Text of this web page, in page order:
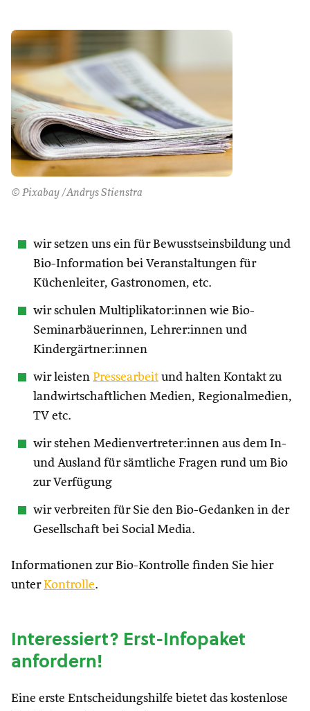
© Pixabay /Andrys Stienstra
wir setzen uns ein für Bewusstseinsbildung und
Bio-Information bei Veranstaltungen für
Küchenleiter, Gastronomen, etc.
wir schulen Multiplikator:innen wie Bio-
Seminarbäuerinnen, Lehrer:innen und
Kindergärtner:innen
wir leisten Pressearbeit und halten Kontakt zu
landwirtschaftlichen Medien, Regionalmedien,
TV etc.
wir stehen Medienvertreter:innen aus dem In-
und Ausland für sämtliche Fragen rund um Bio
zur Verfügung
wir verbreiten für Sie den Bio-Gedanken in der
Gesellschaft bei Social Media.
Informationen zur Bio-Kontrolle finden Sie hier
unterKontrolle.
Interessiert? Erst-Infopaket
anfordern!
Eine erste Entscheidungshilfe bietet das kostenlose